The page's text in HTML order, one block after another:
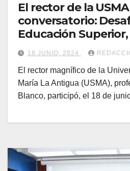
El rector de la
conversatorio:
Educación
por APEDE
18 JUNIO, 2024
El rector magnífico de la
María La Antigua (USMA),
Blanco, participó, el 18 de